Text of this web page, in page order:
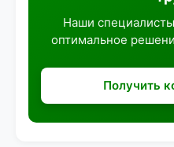
Наши
оптимальное
Получить